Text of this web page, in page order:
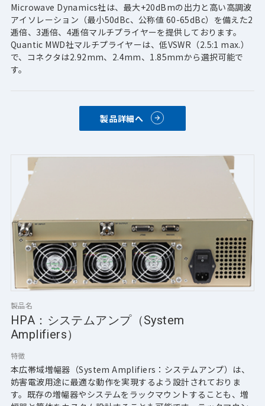
Microwave Dynamics社は、最大+20dBmの出力と高い高調波
アイソレーション（最小50dBc、公称値 60-65dBc）を備えた2
逓倍、3逓倍、4逓倍マルチプライヤーを提供しております。
Quantic MWD社マルチプライヤーは、低VSWR（2.5:1 max.）
で、コネクタは2.92mm、2.4mm、1.85mmから選択可能で
す。
製品名
HPA：システムアンプ（System
Amplifiers）
特徴
本広帯域増幅器（System Amplifiers：システムアンプ）は、
妨害電波用途に最適な動作を実現するよう設計されておりま
す。既存の増幅器やシステムをラックマウントすることも、増
製品詳細へ